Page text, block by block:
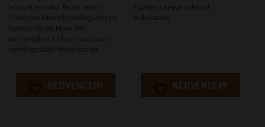
teltség érzetet okoz. Rántás helyett,
habaráshoz használható a hagyományos
lisztes sűrítéshez képest fele
mennyiségben. A fehérje hozzájárul a
normál csontozat fenntartásához.
KEDVENCEM!
Figyeljen a kiegyensúlyozott
táplálkozásra.
KEDVENCEM!